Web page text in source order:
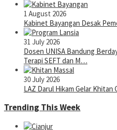
1 August 2026
Kabinet Bayangan Desak
31 July 2026
Dosen UNISA Bandung
Terapi SEFT dan M…
30 July 2026
LAZ Darul Hikam Gelar
Trending This Week